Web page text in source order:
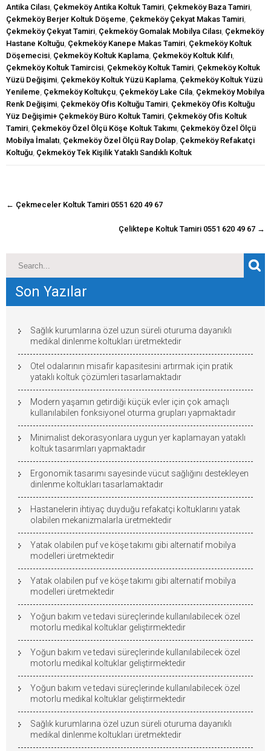
Antika Cilası Çekmeköy Antika Koltuk Tamiri Çekmeköy Baza Tamiri
Çekmeköy Berjer Koltuk Döşeme Çekmeköy Çekyat Makas Tamiri
Çekmeköy Çekyat Tamiri Çekmeköy Gomalak Mobilya Cilası Çekmeköy
Hastane Koltuğu Çekmeköy Kanepe Makas Tamiri Çekmeköy Koltuk
Döşemecisi Çekmeköy Koltuk Kaplama Çekmeköy Koltuk Kılıfı
Çekmeköy Koltuk Tamircisi Çekmeköy Koltuk Tamiri Çekmeköy Koltuk
Yüzü Değişimi Çekmeköy Koltuk Yüzü Kaplama Çekmeköy Koltuk Yüzü
Yenileme Çekmeköy Koltukçu Çekmeköy Lake Cila Çekmeköy Mobilya
Renk Değişimi Çekmeköy Ofis Koltuğu Tamiri Çekmeköy Ofis Koltuğu
Yüz Değişimi+ Çekmeköy Büro Koltuk Tamiri Çekmeköy Ofis Koltuk
Tamiri Çekmeköy Özel Ölçü Köşe Koltuk Takımı Çekmeköy Özel Ölçü
Mobilya İmalatı Çekmeköy Özel Ölçü Ray Dolap Çekmeköy Refakatçi
Koltuğu Çekmeköy Tek Kişilik Yataklı Sandıklı Koltuk
navigasyon
← Çekmeceler Koltuk Tamiri 0551 620 49 67
Çeliktepe Koltuk Tamiri 0551 620 49 67 →
Son Yazılar
Sağlık kurumlarına özel uzun süreli oturuma dayanıklı
medikal dinlenme koltukları üretmektedir
Otel odalarının misafir kapasitesini artırmak için pratik
yataklı koltuk çözümleri tasarlamaktadır
Modern yaşamın getirdiği küçük evler için çok amaçlı
kullanılabilen fonksiyonel oturma grupları yapmaktadır
Minimalist dekorasyonlara uygun yer kaplamayan yataklı
koltuk tasarımları yapmaktadır
Ergonomik tasarımı sayesinde vücut sağlığını destekleyen
dinlenme koltukları tasarlamaktadır
Hastanelerin ihtiyaç duyduğu refakatçi koltuklarını yatak
olabilen mekanizmalarla üretmektedir
Yatak olabilen puf ve köşe takımı gibi alternatif mobilya
modelleri üretmektedir
Yatak olabilen puf ve köşe takımı gibi alternatif mobilya
modelleri üretmektedir
Yoğun bakım ve tedavi süreçlerinde kullanılabilecek özel
motorlu medikal koltuklar geliştirmektedir
Yoğun bakım ve tedavi süreçlerinde kullanılabilecek özel
motorlu medikal koltuklar geliştirmektedir
Yoğun bakım ve tedavi süreçlerinde kullanılabilecek özel
motorlu medikal koltuklar geliştirmektedir
Sağlık kurumlarına özel uzun süreli oturuma dayanıklı
medikal dinlenme koltukları üretmektedir